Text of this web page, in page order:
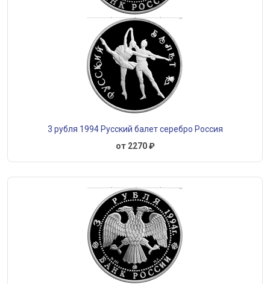
3 рубля 1994 Русский балет серебро Россия
от 2270 ₽